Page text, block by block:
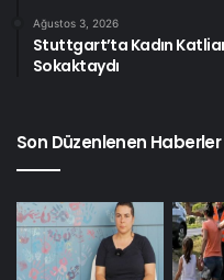
Ağustos 3, 2026
Stuttgart’ta Kadın
Sokaktaydı
Son Düzenlenen Haberler